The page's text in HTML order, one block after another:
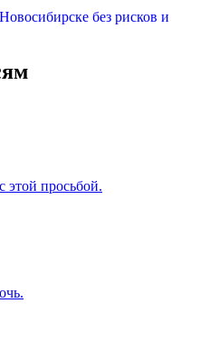
без рисков и
этой просьбой.